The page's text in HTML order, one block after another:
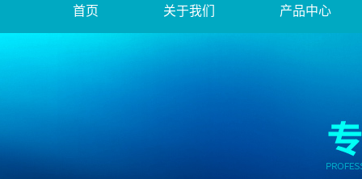
首页 关于我们 产品中心